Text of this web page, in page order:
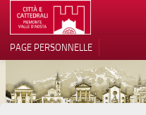
TERRITOIRE
ARCHITECTURE
PAGE PERSONNELLE